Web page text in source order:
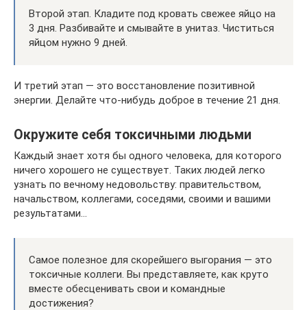
Второй этап. Кладите под кровать свежее яйцо на
3 дня. Разбивайте и смывайте в унитаз. Чиститься
яйцом нужно 9 дней.
И третий этап — это восстановление позитивной
энергии. Делайте что-нибудь доброе в течение 21 дня.
Окружите себя токсичными людьми
Каждый знает хотя бы одного человека, для которого
ничего хорошего не существует. Таких людей легко
узнать по вечному недовольству: правительством,
начальством, коллегами, соседями, своими и вашими
результатами…
Самое полезное для скорейшего выгорания — это
токсичные коллеги. Вы представляете, как круто
вместе обесценивать свои и командные
достижения?